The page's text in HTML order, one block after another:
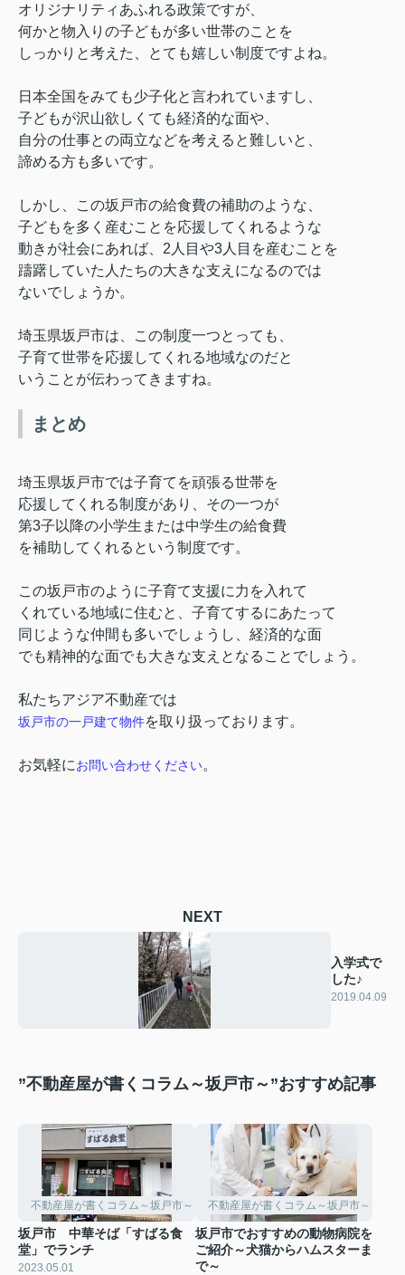
オリジナリティあふれる政策ですが、
何かと物入りの子どもが多い世帯のことを
しっかりと考えた、とても嬉しい制度ですよね。
日本全国をみても少子化と言われていますし、
子どもが沢山欲しくても経済的な面や、
自分の仕事との両立などを考えると難しいと、
諦める方も多いです。
しかし、この坂戸市の給食費の補助のような、
子どもを多く産むことを応援してくれるような
動きが社会にあれば、 2 人目や3人目を産むことを
躊躇していた人たちの大きな支えになるのでは
ないでしょうか。
埼玉県坂戸市は、この制度一つとっても、
子育て世帯を応援してくれる地域なのだと
いうことが伝わってきますね。
まとめ
埼玉県坂戸市では子育てを頑張る世帯を
応援してくれる制度があり、その一つが
第3子以降の小学生または中学生の給食費
を補助してくれるという制度です。
この坂戸市のように子育て支援に力を入れて
くれている地域に住むと、子育てするにあたって
同じような仲間も多いでしょうし、経済的な面
でも精神的な面でも大きな支えとなることでしょう。
私たちアジア不動産では
坂戸市の一戸建て物件を取り扱っております。
お気軽にお問い合わせください。
NEXT
入学式で
した♪
2019.04.09
”不動産屋が書くコラム～坂戸市～”おすすめ記事
不動産屋が書くコラム～坂戸市～
坂戸市 中華そば「すばる食
堂」でランチ
2023.05.01
不動産屋が書くコラム～坂戸市～
坂戸市でおすすめの動物病院を
ご紹介～犬猫からハムスターま
で～